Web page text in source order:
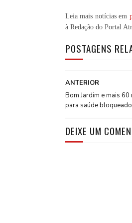
Leia mais notícias em
à Redação do Portal
POSTAGENS
ANTERIOR
Bom Jardim e mais
para saúde
DEIXE UM